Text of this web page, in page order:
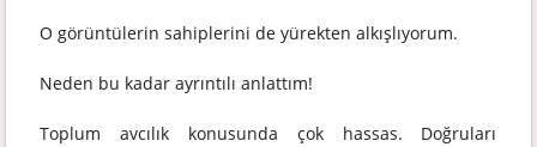
O görüntülerin sahiplerini de yürekten alkışlıyorum.
Neden bu kadar ayrıntılı anlattım!
Toplum avcılık konusunda çok hassas. Doğruları